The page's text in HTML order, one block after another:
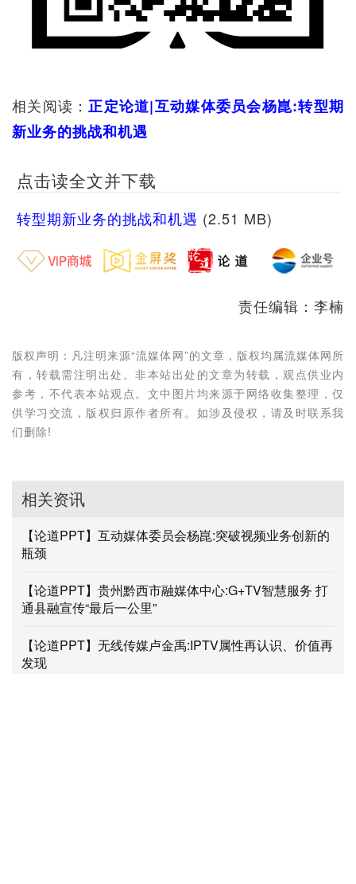
相关阅读：正定论道|互动媒体委员会杨崑:转型期
新业务的挑战和机遇
点击读全文并下载
转型期新业务的挑战和机遇 (2.51 MB)
责任编辑：李楠
版权声明：凡注明来源“流媒体网”的文章，版权均属流媒体网所
有，转载需注明出处。非本站出处的文章为转载，观点供业内
参考，不代表本站观点。文中图片均来源于网络收集整理，仅
供学习交流，版权归原作者所有。如涉及侵权，请及时联系我
们删除!
相关资讯
【论道PPT】互动媒体委员会杨崑:突破视频业务创新的
瓶颈
【论道PPT】贵州黔西市融媒体中心:G+TV智慧服务 打
通县融宣传“最后一公里”
【论道PPT】无线传媒卢金禹:IPTV属性再认识、价值再
发现